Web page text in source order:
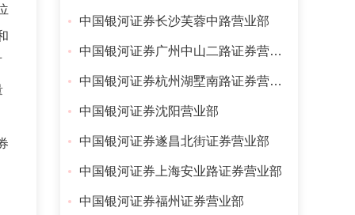
中国银河证券长沙芙蓉中路营业部
中国银河证券广州中山二路证券营业部
中国银河证券杭州湖墅南路证券营业部
中国银河证券沈阳营业部
中国银河证券遂昌北街证券营业部
中国银河证券上海安业路证券营业部
中国银河证券福州证券营业部